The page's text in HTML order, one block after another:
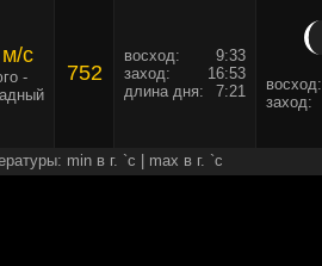
c
-
752
восход:
9:33
заход:
16:53
длина дня:
7:21 восход:
заход:
min в г. `c | max в г. `c